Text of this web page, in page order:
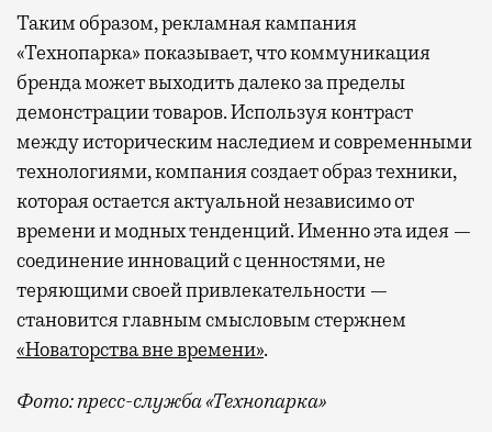
Таким образом, рекламная кампания
«Технопарка» показывает, что коммуникация
бренда может выходить далеко за пределы
демонстрации товаров. Используя контраст
между историческим наследием и современными
технологиями, компания создает образ техники,
которая остается актуальной независимо от
времени и модных тенденций. Именно эта идея —
соединение инноваций с ценностями, не
теряющими своей привлекательности —
становится главным смысловым стержнем
«Новаторства вне времени».
Фото: пресс-служба «Технопарка»